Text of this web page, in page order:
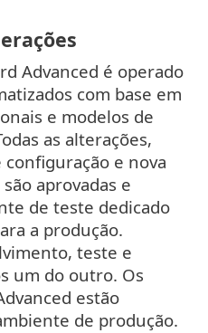
Advanced é operado
com base em
e modelos de
as alterações,
e nova
aprovadas e
de teste dedicado
a produção.
teste e
um do outro. Os
estão
de produção.